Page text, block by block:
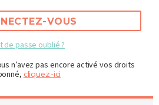
VOUS
de passe oublié ?
n’avez pas encore activé vos droits
cliquez-ici